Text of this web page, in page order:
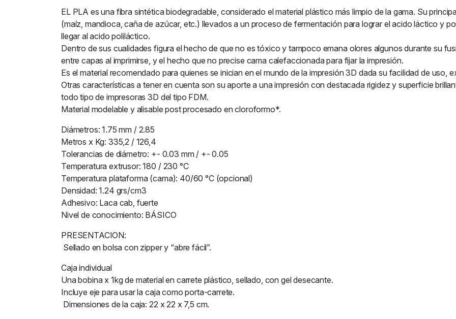
EL PLA es una fibra sintética biodegradable, considerado el material plástico más limpio de la gama. Su
(maíz, mandioca, caña de azúcar, etc.) llevados a un proceso de fermentación para lograr el acido láctico y
llegar al acido poliláctico.
Dentro de sus cualidades figura el hecho de que no es tóxico y tampoco emana olores algunos durante su
entre capas al imprimirse, y el hecho que no precise cama calefaccionada para fijar la impresión.
Es el material recomendado para quienes se inician en el mundo de la impresión 3D dada su facilidad de uso,
Otras características a tener en cuenta son su aporte a una impresión con destacada rigidez y superficie
todo tipo de impresoras 3D del tipo FDM.
Material modelable y alisable post procesado en cloroformo*.
Diámetros: 1.75 mm / 2.85
Metros x Kg: 335,2 / 126,4
Tolerancias de diámetro: +- 0.03 mm / +- 0.05
Temperatura extrusor: 180 / 230 °C
Temperatura plataforma (cama): 40/60 °C (opcional)
Densidad: 1.24 grs/cm3
Adhesivo: Laca cab, fuerte
Nivel de conocimiento: BÁSICO
PRESENTACION:
Sellado en bolsa con zipper y “abre fácil”.
Caja individual
Una bobina x 1kg de material en carrete plástico, sellado, con gel desecante.
Incluye eje para usar la caja como porta-carrete.
Dimensiones de la caja: 22 x 22 x 7,5 cm.